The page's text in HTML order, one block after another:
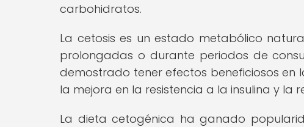
carbohidratos.
La cetosis es un estado metabólico
prolongadas o durante periodos de
demostrado tener efectos beneficiosos
la mejora en la resistencia a la insulina y
La dieta cetogénica ha ganado